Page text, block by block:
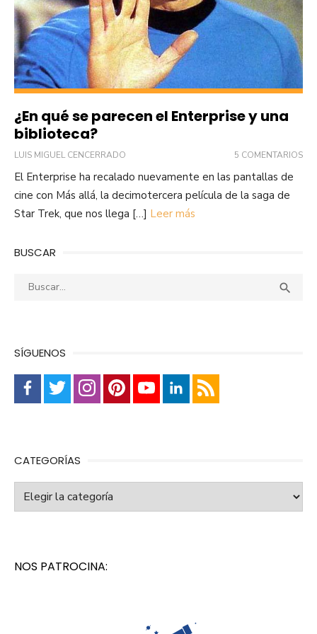
¿En qué se parecen el Enterprise y una
biblioteca?
LUIS MIGUEL CENCERRADO 5 COMENTARIOS
El Enterprise ha recalado nuevamente en las pantallas de
cine con Más allá, la decimotercera película de la saga de
Star Trek, que nos llega […] Leer más
BUSCAR
Buscar: 
SÍGUENOS
CATEGORÍAS
Categorías
NOS PATROCINA: